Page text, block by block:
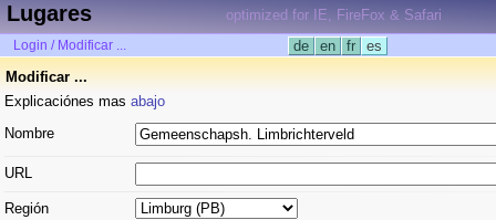
Lugares optimized for IE, FireFox & Safari
Login / Modificar ... de en fr
es
Modificar ...
Explicaciónes mas abajo
Nombre
URL
Región